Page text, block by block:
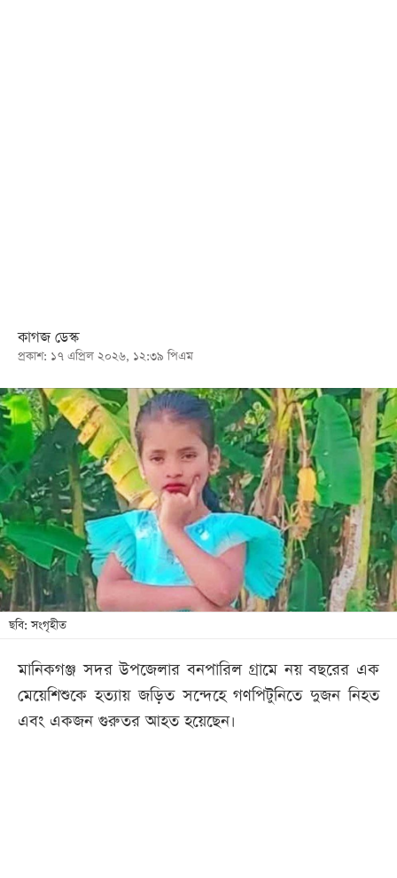
ভিডিও
আর্কাইভ
আজকের
পত্রিকা
ই-
পেপার
কাগজ ডেস্ক
প্রকাশ: ১৭ এপ্রিল ২০২৬, ১২:৩৯ পিএম
ছবি: সংগৃহীত
মানিকগঞ্জ সদর উপজেলার বনপারিল গ্রামে নয় বছরের এক
মেয়েশিশুকে হত্যায় জড়িত সন্দেহে গণপিটুনিতে দুজন নিহত
এবং একজন গুরুতর আহত হয়েছেন।